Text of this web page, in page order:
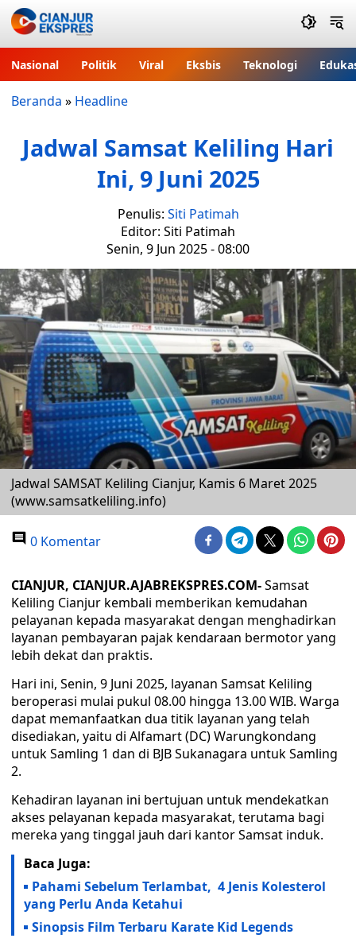
Nasional Politik Viral Eksbis Teknologi
Beranda » Headline
Jadwal Samsat Keliling Hari
Ini, 9 Juni 2025
Penulis: Siti Patimah
Editor: Siti Patimah
Senin, 9 Jun 2025 - 08:00
Jadwal SAMSAT Keliling Cianjur, Kamis 6 Maret 2025
(www.samsatkeliling.info)
0 Komentar
CIANJUR, CIANJUR.AJABREKSPRES.COM-Samsat
Keliling Cianjur kembali memberikan kemudahan
pelayanan kepada masyarakat dengan menghadirkan
layanan pembayaran pajak kendaraan bermotor yang
lebih dekat dan praktis.
Hari ini, Senin, 9 Juni 2025, layanan Samsat Keliling
beroperasi mulai pukul 08.00 hingga 13.00 WIB. Warga
dapat memanfaatkan dua titik layanan yang telah
disediakan, yaitu di Alfamart (DC) Warungkondang
untuk Samling 1 dan di BJB Sukanagara untuk Samling
2.
Kehadiran layanan ini bertujuan untuk mendekatkan
akses pelayanan kepada masyarakat, terutama bagi
mereka yang tinggal jauh dari kantor Samsat induk.
Baca Juga:
Pahami Sebelum Terlambat, 4 Jenis Kolesterol
yang Perlu Anda Ketahui
Sinopsis Film Terbaru Karate Kid Legends